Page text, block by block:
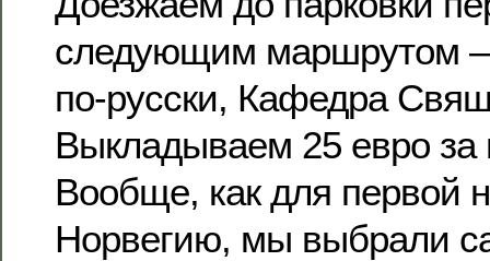
следующим маршрутом
по-русски, Кафедра
Выкладываем 25 евро за
Вообще, как для первой
Норвегию, мы выбрали